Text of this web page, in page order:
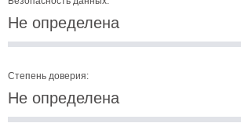
Не определена
Степень доверия:
Не определена